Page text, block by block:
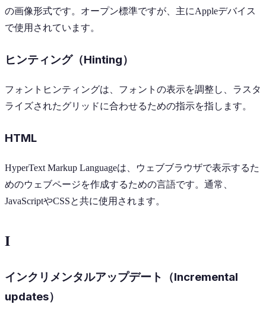
の画像形式です。オープン標準ですが、主にAppleデバイス
で使用されています。
ヒンティング（Hinting）
フォントヒンティングは、フォントの表示を調整し、ラスタ
ライズされたグリッドに合わせるための指示を指します。
HTML
HyperText Markup Languageは、ウェブブラウザで表示するた
めのウェブページを作成するための言語です。通常、
JavaScriptやCSSと共に使用されます。
I
インクリメンタルアップデート（Incremental
updates）